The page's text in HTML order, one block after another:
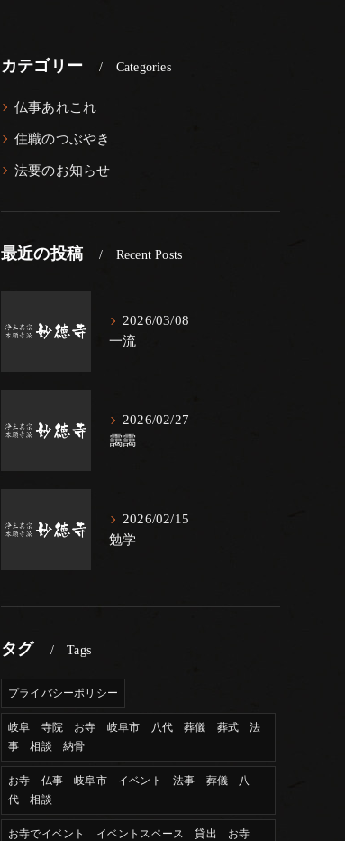
カテゴリー Categories
仏事あれこれ
住職のつぶやき
法要のお知らせ
最近の投稿 Recent Posts
2026/03/08
一流
2026/02/27
靄靄
2026/02/15
勉学
タグ Tags
プライバシーポリシー
岐阜 寺院 お寺 岐阜市 八代 葬儀 葬式 法
事 相談 納骨
お寺 仏事 岐阜市 イベント 法事 葬儀 八
代 相談
お寺でイベント イベントスペース 貸出 お寺